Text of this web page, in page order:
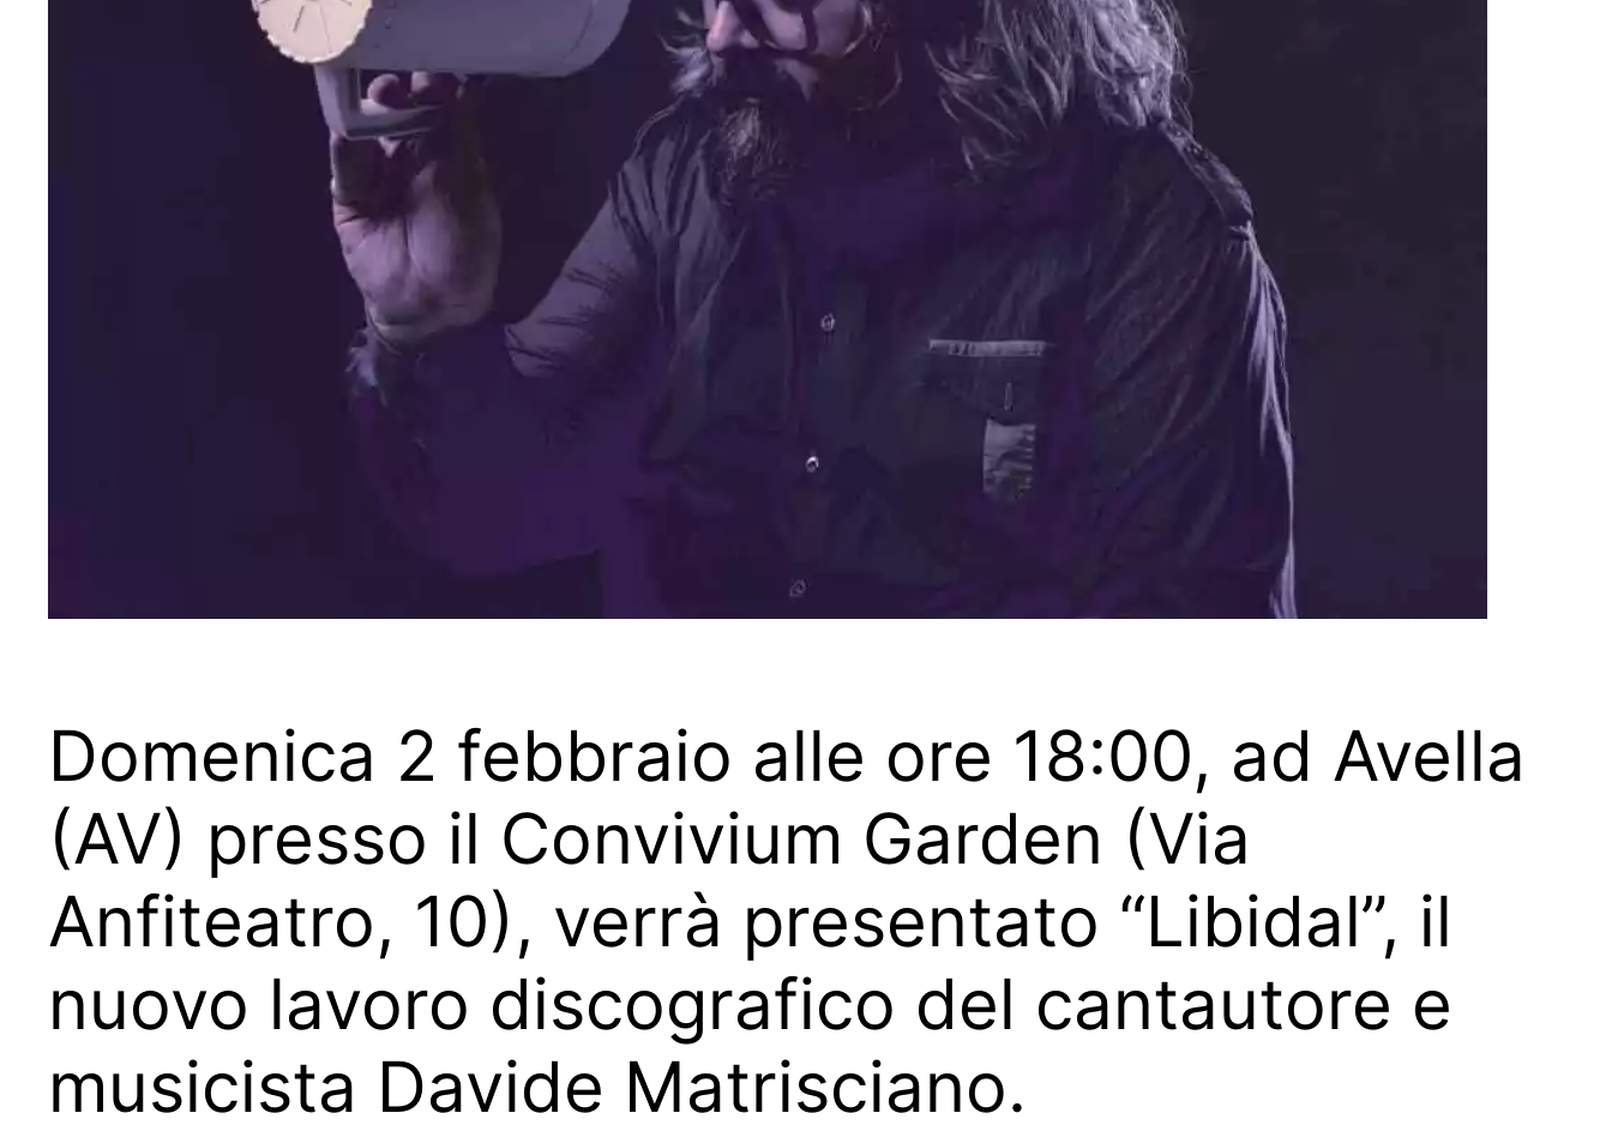
Domenica 2 febbraio alle ore 18:00, ad Avella
(AV) presso il Convivium Garden (Via
Anfiteatro, 10), verrà presentato “Libidal”, il
nuovo lavoro discografico del cantautore e
musicista Davide Matrisciano.